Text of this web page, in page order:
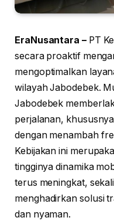
EraNusantara –PT
secara proaktif
mengoptimalkan
wilayah Jabodebek.
Jabodebek
perjalanan,
dengan menambah
Kebijakan ini
tingginya dinamika
terus meningkat,
menghadirkan solusi
dan nyaman.